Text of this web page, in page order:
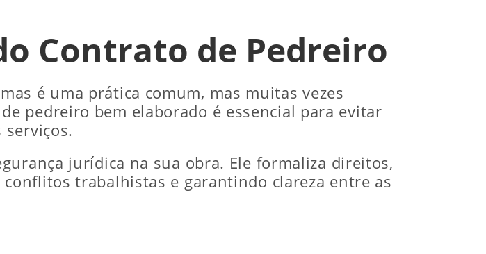
Contrato de Pedreiro
é uma prática comum, mas muitas vezes
pedreiro bem elaborado é essencial para evitar
serviços.
jurídica na sua obra. Ele formaliza direitos,
trabalhistas e garantindo clareza entre as